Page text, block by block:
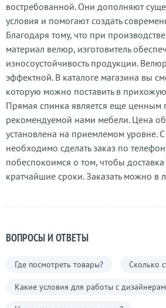
востребованной. Они дополняют
условия и помогают создать
Благодаря тому, что при
материал велюр, изготовитель
износоустойчивость продукции.
эффектной. В каталоге магазина вы
которую можно поставить в
Прямая спинка является еще ценным
рекомендуемой нами мебели. Цена
установлена на приемлемом уровне.
необходимо сделать заказ по
побеспокоимся о том, чтобы
кратчайшие сроки. Заказать можно в
ВОПРОСЫ И ОТВЕТЫ
Где посмотреть товары? Сколько
Какие условия для работы с